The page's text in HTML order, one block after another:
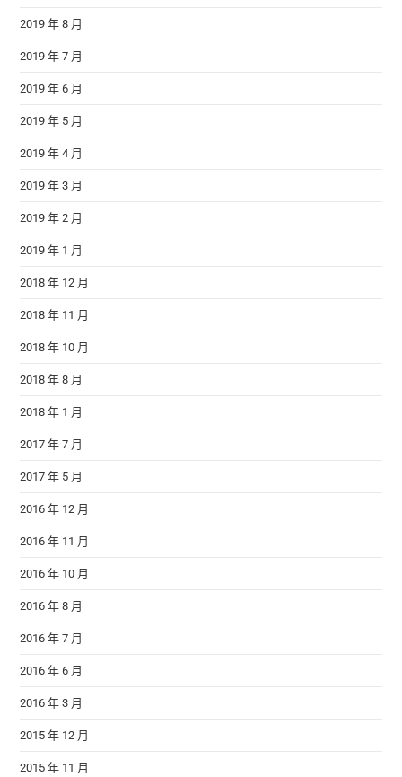
2019 年 8 月
2019 年 7 月
2019 年 6 月
2019 年 5 月
2019 年 4 月
2019 年 3 月
2019 年 2 月
2019 年 1 月
2018 年 12 月
2018 年 11 月
2018 年 10 月
2018 年 8 月
2018 年 1 月
2017 年 7 月
2017 年 5 月
2016 年 12 月
2016 年 11 月
2016 年 10 月
2016 年 8 月
2016 年 7 月
2016 年 6 月
2016 年 3 月
2015 年 12 月
2015 年 11 月